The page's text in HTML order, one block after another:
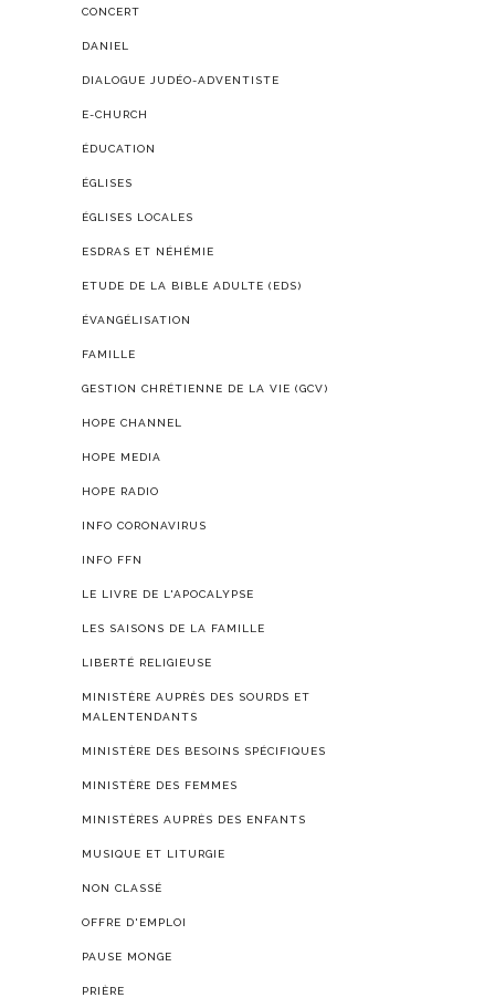
CONCERT
DANIEL
DIALOGUE JUDÉO-ADVENTISTE
E-CHURCH
ÉDUCATION
ÉGLISES
ÉGLISES LOCALES
ESDRAS ET NÉHÉMIE
ETUDE DE LA BIBLE ADULTE (EDS)
ÉVANGÉLISATION
FAMILLE
GESTION CHRÉTIENNE DE LA VIE (GCV)
HOPE CHANNEL
HOPE MEDIA
HOPE RADIO
INFO CORONAVIRUS
INFO FFN
LE LIVRE DE L'APOCALYPSE
LES SAISONS DE LA FAMILLE
LIBERTÉ RELIGIEUSE
MINISTÈRE AUPRÈS DES SOURDS ET
MALENTENDANTS
MINISTÈRE DES BESOINS SPÉCIFIQUES
MINISTÈRE DES FEMMES
MINISTÈRES AUPRÈS DES ENFANTS
MUSIQUE ET LITURGIE
NON CLASSÉ
OFFRE D'EMPLOI
PAUSE MONGE
PRIÈRE